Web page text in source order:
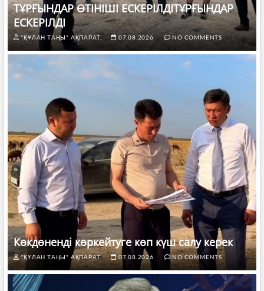
ТҰРҒЫНДАР ӨТІНІШІ ЕСКЕРІЛДІТҰРҒЫНДАР
ЕСКЕРІЛДІ
"ҚҰЛАН ТАҢЫ" АҚПАРАТ. 07.08.2026 NO COMMENTS
Көкдөненді көркейтуге көп күш салу керек
"ҚҰЛАН ТАҢЫ" АҚПАРАТ. 07.08.2026 NO COMMENTS